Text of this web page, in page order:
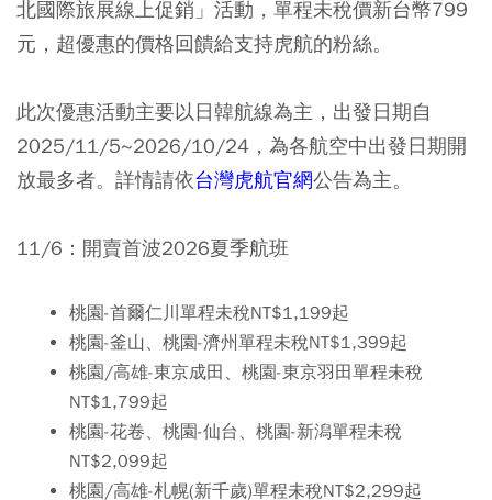
北國際旅展線上促銷」活動，單程未稅價新台幣799
元，超優惠的價格回饋給支持虎航的粉絲。
此次優惠活動主要以日韓航線為主，出發日期自
2025/11/5~2026/10/24，為各航空中出發日期開
放最多者。詳情請依台灣虎航官網公告為主。
11/6：開賣首波2026夏季航班
桃園-首爾仁川單程未稅NT$1,199起
桃園-釜山、桃園-濟州單程未稅NT$1,399起
桃園/高雄-東京成田、桃園-東京羽田單程未稅
NT$1,799起
桃園-花卷、桃園-仙台、桃園-新潟單程未稅
NT$2,099起
桃園/高雄-札幌(新千歲)單程未稅NT$2,299起